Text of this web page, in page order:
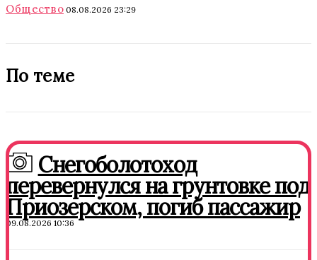
Общество 08.08.2026 23:29
По теме
Снегоболотоход
перевернулся на грунтовке под
Приозерском, погиб пассажир
09.08.2026 10:36